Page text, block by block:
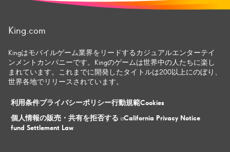
King.com
Kingはモバイルゲーム業界をリードするカジュアルエンターテイ
ンメントカンパニーです。Kingのゲームは世界中の人たちに楽し
まれています。これまでに開発したタイトルは200以上にのぼり、
世界各地でリリースされています。
利用条件プライバシーポリシー行動規範Cookies
個人情報の​販売・​共有を​拒否する
California Privacy Notice
fund Settlement Law